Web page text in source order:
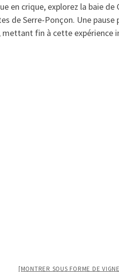
en crique, explorez la baie
de Serre-Ponçon. Une
mettant fin à cette expérience
[MONTRER SOUS FORME DE